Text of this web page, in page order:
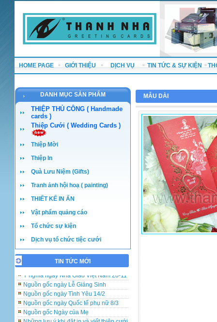
HOME PAGE GIỚI THIỆU DỊCH VỤ TIN TỨC & SỰ KIỆN
DANH MỤC SẢN PHẨM
THIỆP THỦ CÔNG ( Handmade
cards )
Thiệp Cưới ( Wedding Cards )
Thiệp Mời
Thiệp In
Quà Lưu Niệm (Gifts)
Tranh ảnh hội hoạ ( painting)
THIẾT KẾ IN ẤN
Vật phẩm quảng cáo
Tổ chức sự kiện
Dịch vụ tổ chức tiệc cưới
TIN TỨC MỚI
Những lưu ý khi đặt in và viết thiệp cưới
Nguồn gốc ngày Lễ Giáng Sinh
Nguồn gốc ngày Tình Yêu 14/2
Nguồn gốc ngày Quốc tế phụ nữ 8/3
Nguồn gốc Ngày của Mẹ
Những lưu ý khi đặt in và viết thiệp cưới
MẪU DÀI